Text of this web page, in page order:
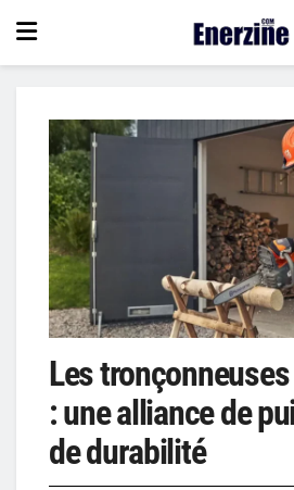
Les
: une alliance de
de durabilité